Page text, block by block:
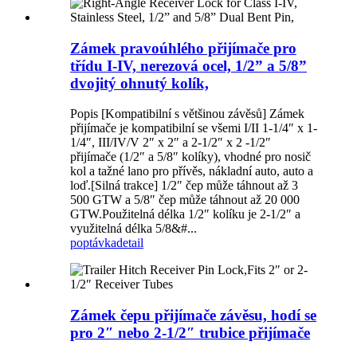
Zámek pravoúhlého přijímače pro
třídu I-IV, nerezová ocel, 1/2” a 5/8”
dvojitý ohnutý kolík,
Popis [Kompatibilní s většinou závěsů] Zámek
přijímače je kompatibilní se všemi I/II 1-1/4″ x 1-
1/4″, III/IV/V 2″ x 2″ a 2-1/2″ x 2 -1/2″
přijímače (1/2″ a 5/8″ kolíky), vhodné pro nosič
kol a tažné lano pro přívěs, nákladní auto, auto a
loď.[Silná trakce] 1/2″ čep může táhnout až 3
500 GTW a 5/8″ čep může táhnout až 20 000
GTW.Použitelná délka 1/2″ kolíku je 2-1/2″ a
využitelná délka 5/8&#...
poptávkadetail
Zámek čepu přijímače závěsu, hodí se
pro 2″ nebo 2-1/2″ trubice přijímače